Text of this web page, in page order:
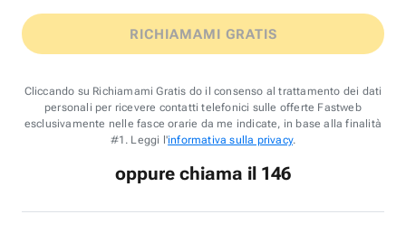
RICHIAMAMI GRATIS
Cliccando su Richiamami Gratis do il consenso al trattamento dei dati
personali per ricevere contatti telefonici sulle offerte Fastweb
esclusivamente nelle fasce orarie da me indicate, in base alla finalità
#1. Leggi l'informativa sulla privacy.
oppure chiama il 146